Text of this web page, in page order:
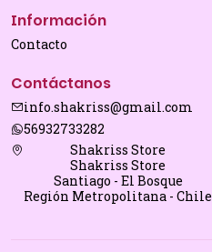
Información
Contacto
Contáctanos
info.shakriss@gmail.com
56932733282
Shakriss Store
Shakriss Store
Santiago - El Bosque
Región Metropolitana - Chile